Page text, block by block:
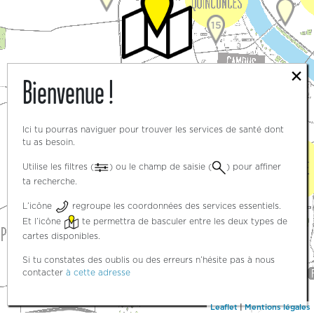
15
3
×
Bienvenue !
Ici tu pourras naviguer pour trouver les services de santé dont
tu as besoin.
Utilise les filtres ( ) ou le champ de saisie (
) pour affiner
ta recherche.
L’icône
regroupe les coordonnées des services essentiels.
Et l’icône
te permettra de basculer entre les deux types de
cartes disponibles.
Si tu constates des oublis ou des erreurs n’hésite pas à nous
contacter à cette adresse
Leaflet|Mentions légales